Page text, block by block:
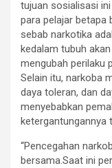
tujuan sosialisasi
para pelajar betapa
sebab narkotika
kedalam tubuh
mengubah perilaku
Selain itu, narkoba
daya toleran, dan
menyebabkan
ketergantungannya
“Pencegahan
bersama.Saat ini